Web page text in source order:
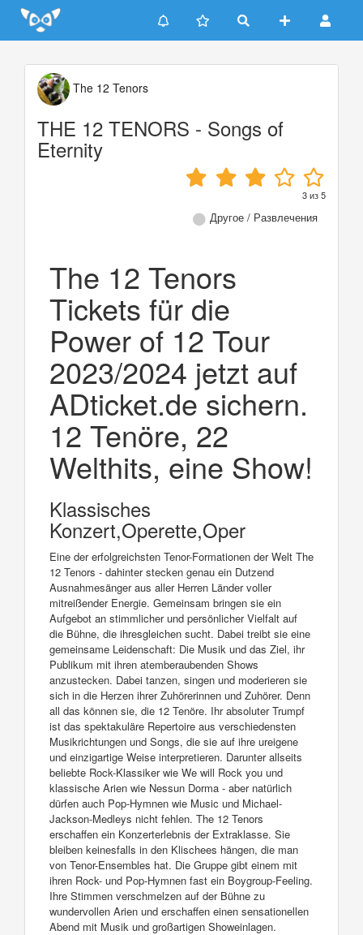
Update cookies preferences
The 12 Tenors
THE 12 TENORS - Songs of
Eternity
3из5
Другое / Развлечения
The 12 Tenors
Tickets für die
Power of 12 Tour
2023/2024 jetzt auf
ADticket.de sichern.
12 Tenöre, 22
Welthits, eine Show!
Klassisches
Konzert,Operette,Oper
Eine der erfolgreichsten Tenor-Formationen der Welt The
12 Tenors - dahinter stecken genau ein Dutzend
Ausnahmesänger aus aller Herren Länder voller
mitreißender Energie. Gemeinsam bringen sie ein
Aufgebot an stimmlicher und persönlicher Vielfalt auf
die Bühne, die ihresgleichen sucht. Dabei treibt sie eine
gemeinsame Leidenschaft: Die Musik und das Ziel, ihr
Publikum mit ihren atemberaubenden Shows
anzustecken. Dabei tanzen, singen und moderieren sie
sich in die Herzen ihrer Zuhörerinnen und Zuhörer. Denn
all das können sie, die 12 Tenöre. Ihr absoluter Trumpf
ist das spektakuläre Repertoire aus verschiedensten
Musikrichtungen und Songs, die sie auf ihre ureigene
und einzigartige Weise interpretieren. Darunter allseits
beliebte Rock-Klassiker wie We will Rock you und
klassische Arien wie Nessun Dorma - aber natürlich
dürfen auch Pop-Hymnen wie Music und Michael-
Jackson-Medleys nicht fehlen. The 12 Tenors
erschaffen ein Konzerterlebnis der Extraklasse. Sie
bleiben keinesfalls in den Klischees hängen, die man
von Tenor-Ensembles hat. Die Gruppe gibt einem mit
ihren Rock- und Pop-Hymnen fast ein Boygroup-Feeling.
Ihre Stimmen verschmelzen auf der Bühne zu
wundervollen Arien und erschaffen einen sensationellen
Abend mit Musik und großartigen Showeinlagen.